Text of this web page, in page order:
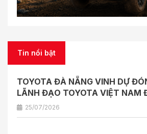
Tin nổi bật
TOYOTA ĐÀ NẴNG VINH DỰ
LÃNH ĐẠO TOYOTA VIỆT NAM
LÀM VIỆC
25/07/2026